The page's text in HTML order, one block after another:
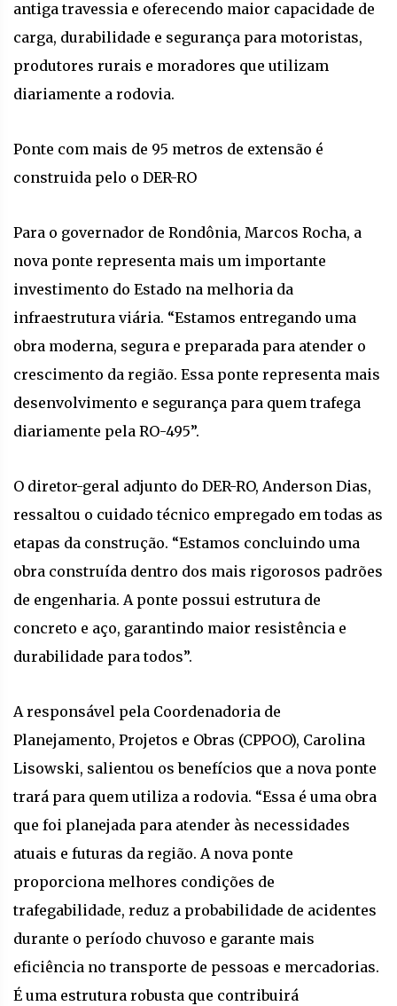
antiga travessia e oferecendo maior capacidade de
carga, durabilidade e segurança para motoristas,
produtores rurais e moradores que utilizam
diariamente a rodovia.
Ponte com mais de 95 metros de extensão é
construida pelo o DER-RO
Para o governador de Rondônia, Marcos Rocha, a
nova ponte representa mais um importante
investimento do Estado na melhoria da
infraestrutura viária. “Estamos entregando uma
obra moderna, segura e preparada para atender o
crescimento da região. Essa ponte representa mais
desenvolvimento e segurança para quem trafega
diariamente pela RO-495”.
O diretor-geral adjunto do DER-RO, Anderson Dias,
ressaltou o cuidado técnico empregado em todas as
etapas da construção. “Estamos concluindo uma
obra construída dentro dos mais rigorosos padrões
de engenharia. A ponte possui estrutura de
concreto e aço, garantindo maior resistência e
durabilidade para todos”.
A responsável pela Coordenadoria de
Planejamento, Projetos e Obras (CPPOO), Carolina
Lisowski, salientou os benefícios que a nova ponte
trará para quem utiliza a rodovia. “Essa é uma obra
que foi planejada para atender às necessidades
atuais e futuras da região. A nova ponte
proporciona melhores condições de
trafegabilidade, reduz a probabilidade de acidentes
durante o período chuvoso e garante mais
eficiência no transporte de pessoas e mercadorias.
É uma estrutura robusta que contribuirá